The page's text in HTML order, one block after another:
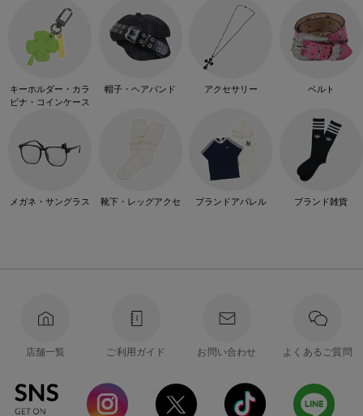
キーホルダー・カラ
ビナ・コインケース
帽子・ヘアバンド アクセサリー ベルト
メガネ・サングラス 靴下・レッグアクセ ブランドアパレル ブランド雑貨
店舗一覧 ご利用ガイド お問い合わせ よくあるご質問